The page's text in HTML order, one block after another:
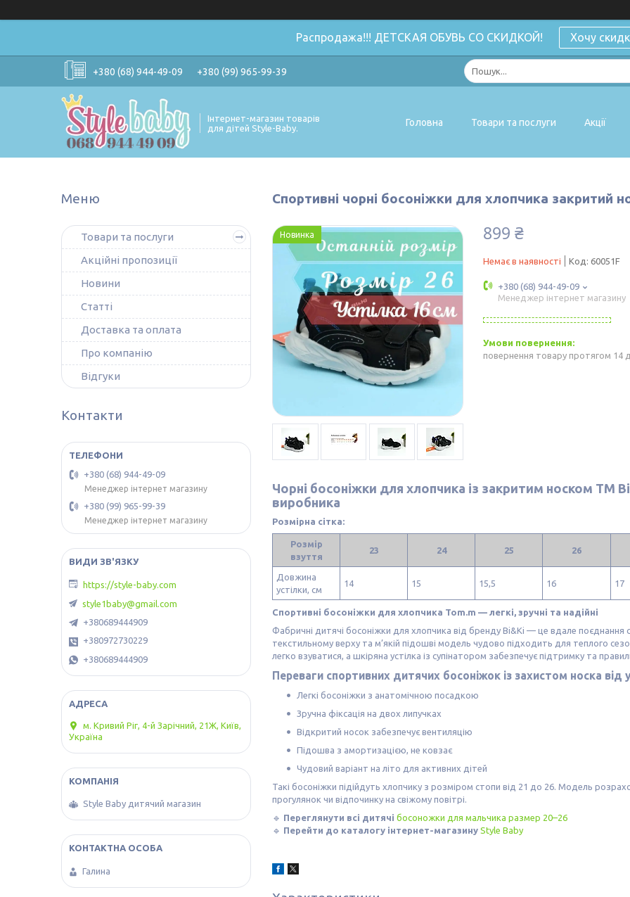
Распродажа!!! ДЕТСКАЯ ОБУВЬ СО СКИДКОЙ! Хочу
+380 (68) 944-49-09 +380 (99) 965-99-39
Інтернет-магазин товарів
для дітей Style-Baby.
Головна Товари та послуги Акції
Спортивні чорні босоніжки для хлопчика закритий
Новинка 899 ₴
Немає в наявності Код: 60051F
+380 (68) 944-49-09
Менеджер інтернет магазину
повернення товару протягом 14
Чорні босоніжки для хлопчика із закритим носком ТМ
виробника
Розмірна сітка:
Розмір
взуття
23 24 25 26
Довжина
устілки, см
14 15 15,5 16 17
Спортивні босоніжки для хлопчика Tom.m — легкі, зручні та надійні
Фабричні дитячі босоніжки для хлопчика від бренду Bi&Ki — це вдале
текстильному верху та м’якій підошві модель чудово підходить для теплого
легко взуватися, а шкіряна устілка із супінатором забезпечує підтримку та
Переваги спортивних дитячих босоніжок із захистом носка від
Легкі босоніжки з анатомічною посадкою
Зручна фіксація на двох липучках
Відкритий носок забезпечує вентиляцію
Підошва з амортизацією, не ковзає
Чудовий варіант на літо для активних дітей
Такі босоніжки підійдуть хлопчику з розміром стопи від 21 до 26. Модель
прогулянок чи відпочинку на свіжому повітрі.
🔹 Переглянути всі дитячі босоножки для мальчика размер 20–26
🔹 Перейти до каталогу інтернет-магазину Style Baby
Товари та послуги
Акційні пропозиції
Новини
Статті
Доставка та оплата
Про компанію
Відгуки
Контакти
+380 (68) 944-49-09
Менеджер інтернет магазину
+380 (99) 965-99-39
Менеджер інтернет магазину
https://style-baby.com
style1baby@gmail.com
+380689444909
+380972730229
+380689444909
м. Кривий Ріг, 4-й Зарічний, 21Ж, Київ,
Україна
Style Baby дитячий магазин
Галина